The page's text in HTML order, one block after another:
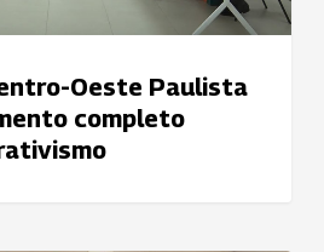
Oeste Paulista
completo